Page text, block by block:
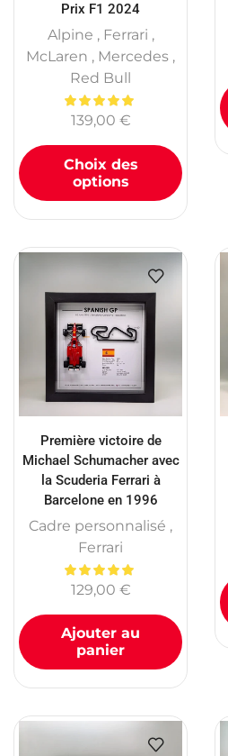
Prix F1 2024
Alpine , Ferrari ,
McLaren , Mercedes ,
Red Bull
139,00 €
Choix des
options
Première victoire de
Michael Schumacher avec
la Scuderia Ferrari à
Barcelone en 1996
Cadre personnalisé ,
Ferrari
129,00 €
Ajouter au
panier